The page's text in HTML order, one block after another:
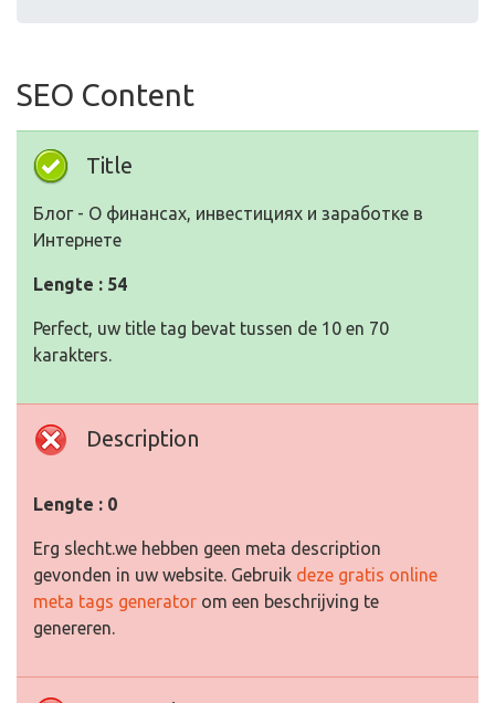
SEO Content
Title
Блог - О финансах, инвестициях и заработке в
Интернете
Lengte : 54
Perfect, uw title tag bevat tussen de 10 en 70
karakters.
Description
Lengte : 0
Erg slecht.we hebben geen meta description
gevonden in uw website. Gebruik deze gratis online
meta tags generator om een beschrijving te
genereren.